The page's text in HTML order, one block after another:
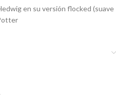
en su versión flocked (suave